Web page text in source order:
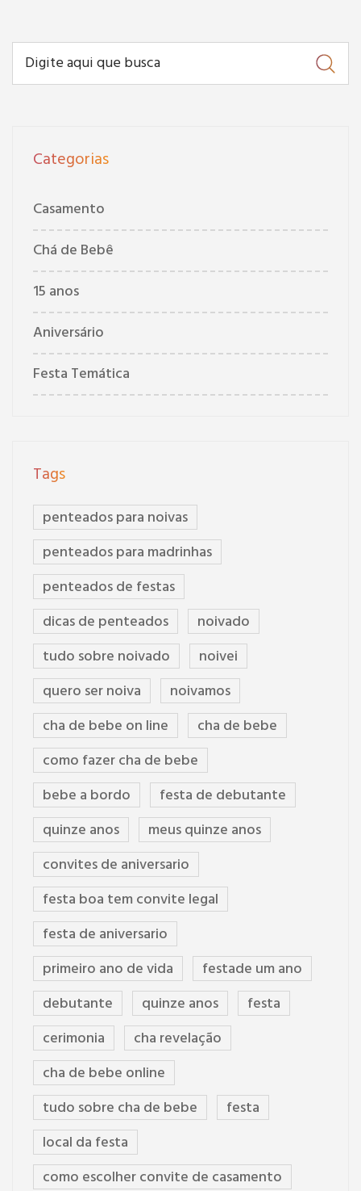
Categorias
Casamento
Chá de Bebê
15 anos
Aniversário
Festa Temática
Tags
penteados para noivas
penteados para madrinhas
penteados de festas
dicas de penteados
noivado
tudo sobre noivado
noivei
quero ser noiva
noivamos
cha de bebe on line
cha de bebe
como fazer cha de bebe
bebe a bordo
festa de debutante
quinze anos
meus quinze anos
convites de aniversario
festa boa tem convite legal
festa de aniversario
primeiro ano de vida
festade um ano
debutante
quinze anos
festa
cerimonia
cha revelação
cha de bebe online
tudo sobre cha de bebe
festa
local da festa
como escolher convite de casamento